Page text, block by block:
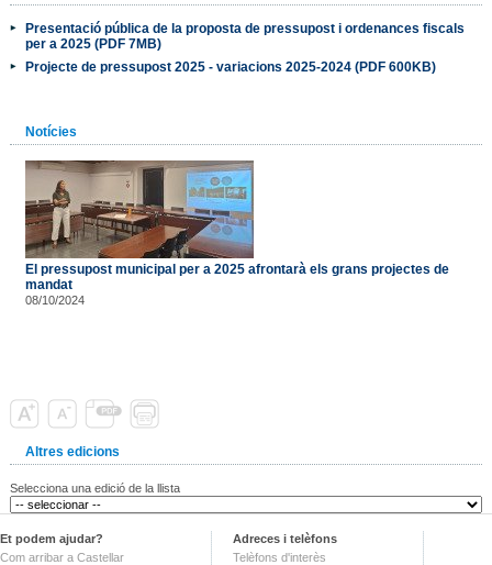
Presentació pública de la proposta de pressupost i ordenances fiscals
per a 2025 (PDF 7MB)
Projecte de pressupost 2025 - variacions 2025-2024 (PDF 600KB)
Notícies
El pressupost municipal per a 2025 afrontarà els grans projectes de
mandat
08/10/2024
Altres edicions
Selecciona una edició de la llista
Et podem ajudar?
Com arribar a Castellar
Adreces i telèfons
Telèfons d'interès